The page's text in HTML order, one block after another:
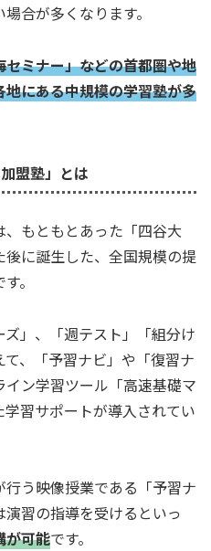
合が多くなります。
ミナー」などの首都圏や地
にある中規模の学習塾が多
盟塾」とは
、もともとあった「四谷大
に誕生した、全国規模の提
。
」、「週テスト」「組分け
、「予習ナビ」や「復習ナ
ン学習ツール「高速基礎マ
習サポートが導入されてい
う映像授業である「予習ナ
習の指導を受けるといっ
が可能です。